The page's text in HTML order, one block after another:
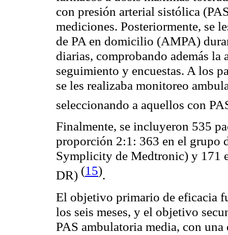
con presión arterial sistólica
mediciones. Posteriormente, se
de PA en domicilio (AMPA)
diarias, comprobando además la
seguimiento y encuestas. A los
se les realizaba monitoreo
seleccionando a aquellos con
Finalmente, se incluyeron 535
proporción 2:1: 363 en el grupo
Symplicity de Medtronic) y 171
DR) (15).
El objetivo primario de eficacia
los seis meses, y el objetivo
PAS ambulatoria media, con